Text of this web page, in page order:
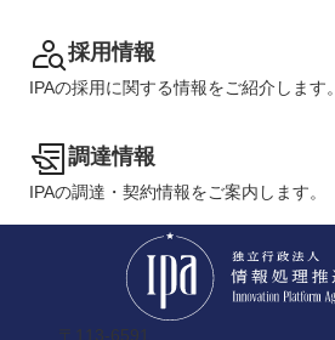
採用情報
IPAの採用に関する情報をご紹介します。
調達情報
IPAの調達・契約情報をご案内します。
〒113-6591